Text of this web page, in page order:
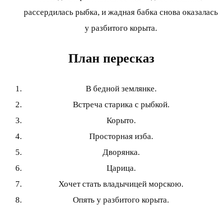
рассердилась рыбка, и жадная бабка снова оказалась
у разбитого корыта.
План пересказ
В бедной землянке.
Встреча старика с рыбкой.
Корыто.
Просторная изба.
Дворянка.
Царица.
Хочет стать владычицей морскою.
Опять у разбитого корыта.